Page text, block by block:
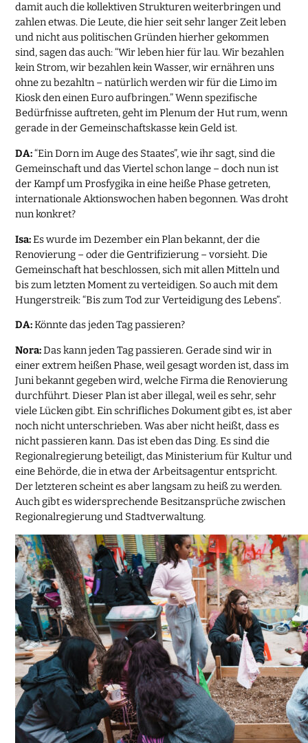
damit auch die kollektiven Strukturen weiterbringen und
zahlen etwas. Die Leute, die hier seit sehr langer Zeit leben
und nicht aus politischen Gründen hierher gekommen
sind, sagen das auch: “Wir leben hier für lau. Wir bezahlen
kein Strom, wir bezahlen kein Wasser, wir ernähren uns
ohne zu bezahltn – natürlich werden wir für die Limo im
Kiosk den einen Euro aufbringen.” Wenn spezifische
Bedürfnisse auftreten, geht im Plenum der Hut rum, wenn
gerade in der Gemeinschaftskasse kein Geld ist.
DA:“Ein Dorn im Auge des Staates”, wie ihr sagt, sind die
Gemeinschaft und das Viertel schon lange – doch nun ist
der Kampf um Prosfygika in eine heiße Phase getreten,
internationale Aktionswochen haben begonnen. Was droht
nun konkret?
Isa:Es wurde im Dezember ein Plan bekannt, der die
Renovierung – oder die Gentrifizierung – vorsieht. Die
Gemeinschaft hat beschlossen, sich mit allen Mitteln und
bis zum letzten Moment zu verteidigen. So auch mit dem
Hungerstreik: “Bis zum Tod zur Verteidigung des Lebens”.
DA:Könnte das jeden Tag passieren?
Nora:Das kann jeden Tag passieren. Gerade sind wir in
einer extrem heißen Phase, weil gesagt worden ist, dass im
Juni bekannt gegeben wird, welche Firma die Renovierung
durchführt. Dieser Plan ist aber illegal, weil es sehr, sehr
viele Lücken gibt. Ein schrifliches Dokument gibt es, ist aber
noch nicht unterschrieben. Was aber nicht heißt, dass es
nicht passieren kann. Das ist eben das Ding. Es sind die
Regionalregierung beteiligt, das Ministerium für Kultur und
eine Behörde, die in etwa der Arbeitsagentur entspricht.
Der letzteren scheint es aber langsam zu heiß zu werden.
Auch gibt es widersprechende Besitzansprüche zwischen
Regionalregierung und Stadtverwaltung.